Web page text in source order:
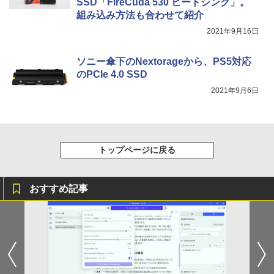
組み込み方法も合わせて紹介
2021年9月16日
ソニー傘下のNextorageから、PS5対応
のPCIe 4.0 SSD
2021年9月6日
トップページに戻る
おすすめ記事